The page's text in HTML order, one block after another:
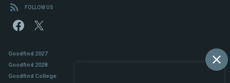
FOLLOW US
Goodfind 2027
Goodfind 2028
Goodfind College